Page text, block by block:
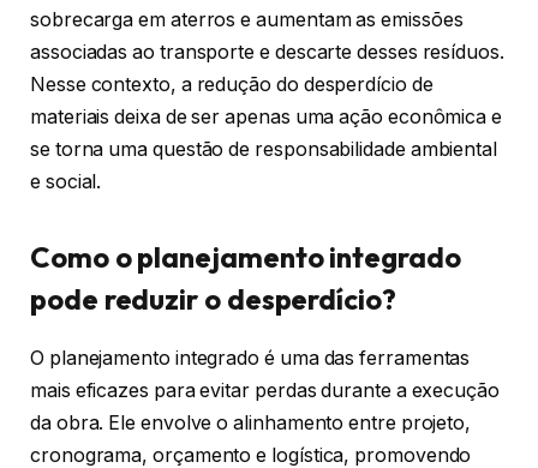
sobrecarga em aterros e aumentam as emissões
associadas ao transporte e descarte desses resíduos.
Nesse contexto, a redução do desperdício de
materiais deixa de ser apenas uma ação econômica e
se torna uma questão de responsabilidade ambiental
e social.
Como o planejamento integrado
pode reduzir o desperdício?
O planejamento integrado é uma das ferramentas
mais eficazes para evitar perdas durante a execução
da obra. Ele envolve o alinhamento entre projeto,
cronograma, orçamento e logística, promovendo